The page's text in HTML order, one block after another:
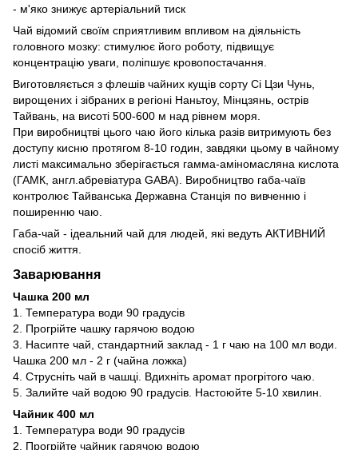
- м'яко знижує артеріальний тиск
Чай відомий своїм сприятливим впливом на діяльність
головного мозку: стимулює його роботу, підвищує
концентрацію уваги, поліпшує кровопостачання.
Виготовляється з флешів чайних кущів сорту Сі Цзи Чунь,
вирощених і зібраних в регіоні Наньтоу, Мінцзянь, острів
Тайвань, на висоті 500-600 м над рівнем моря.
При виробництві цього чаю його кілька разів витримують без
доступу кисню протягом 8-10 годин, завдяки цьому в чайному
листі максимально зберігається гамма-аміномасляна кислота
(ГАМК, англ.абревіатура GABA). Виробництво габа-чаїв
контролює Тайванська Державна Станція по вивченню і
поширенню чаю.
Габа-чай - ідеальний чай для людей, які ведуть АКТИВНИЙ
спосіб життя.
Заварювання
Чашка 200 мл
1. Температура води 90 градусів
2. Прогрійте чашку гарячою водою
3. Насипте чай, стандартний заклад - 1 г чаю на 100 мл води.
Чашка 200 мл - 2 г (чайна ложка)
4. Струсніть чай в чашці. Вдихніть аромат прогрітого чаю.
5. Залийте чай водою 90 градусів. Настоюйте 5-10 хвилин.
Чайник 400 мл
1. Температура води 90 градусів
2. Прогрійте чайник гарячою водою